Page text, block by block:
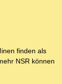
finden als
NSR können